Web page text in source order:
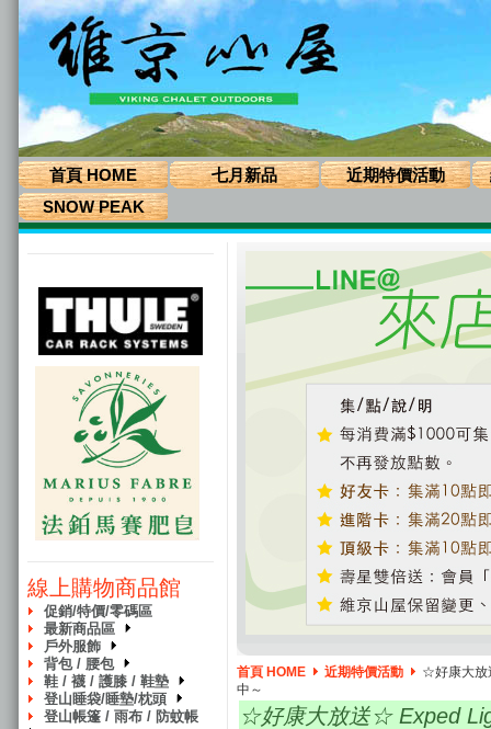
首頁 HOME 七月新品 近期特價活動
SNOW PEAK
線上購物商品館
促銷/特價/零碼區
最新商品區
戶外服飾
背包 / 腰包
鞋 / 襪 / 護膝 / 鞋墊
登山睡袋/睡墊/枕頭
登山帳篷 / 雨布 / 防蚊帳
首頁 HOME 近期特價活動
☆好康大放
中～
☆好康大放送☆ Exped